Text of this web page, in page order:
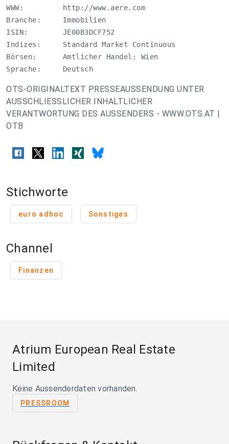
WWW:         http://www.aere.com
Branche:     Immobilien
ISIN:        JE00B3DCF752
Indizes:     Standard Market Continuous
Börsen:      Amtlicher Handel: Wien
Sprache:     Deutsch
OTS-ORIGINALTEXT PRESSEAUSSENDUNG UNTER
AUSSCHLIESSLICHER INHALTLICHER
VERANTWORTUNG DES AUSSENDERS - WWW.OTS.AT |
OTB
Stichworte
euro adhoc Sonstiges
Channel
Finanzen
Atrium European Real Estate
Limited
Keine Aussenderdaten vorhanden.
PRESSROOM